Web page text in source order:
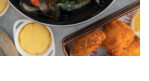
LINE EMAIL